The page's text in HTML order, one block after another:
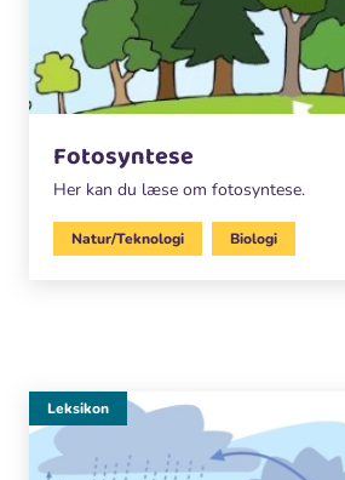
Fotosyntese
Her kan du læse om fotosyntese.
Natur/Teknologi Biologi
Leksikon